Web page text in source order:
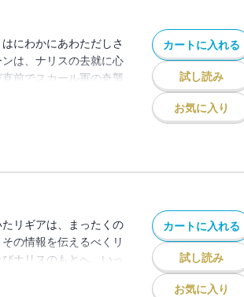
にわかにあわただしさ
は、ナリスの去就に心
前でスカール軍の奇襲
ーンに、スカールは一
カートに入れる
試し読み
お気に入り
リギアは、まったくの
の情報を伝えるべくリ
ナリスのもとへ。いっ
いったん彼のもとを離
カートに入れる
試し読み
お気に入り